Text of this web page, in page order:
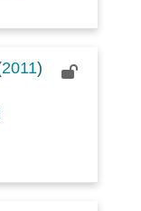
2011)